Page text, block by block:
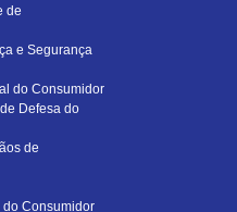
de
e Segurança
do Consumidor
Defesa do
de
Consumidor